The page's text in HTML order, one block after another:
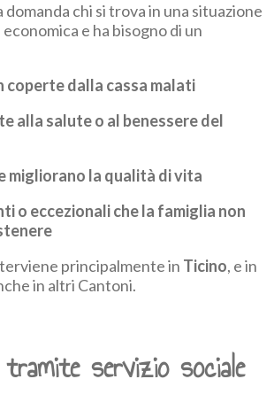
chi si trova in una situazione
e ha bisogno di un
coperte dalla cassa malati
alla salute o al benessere del
migliorano la qualità di vita
o eccezionali che la famiglia non
principalmente in Ticino, e in
in altri Cantoni.
tramite servizio sociale